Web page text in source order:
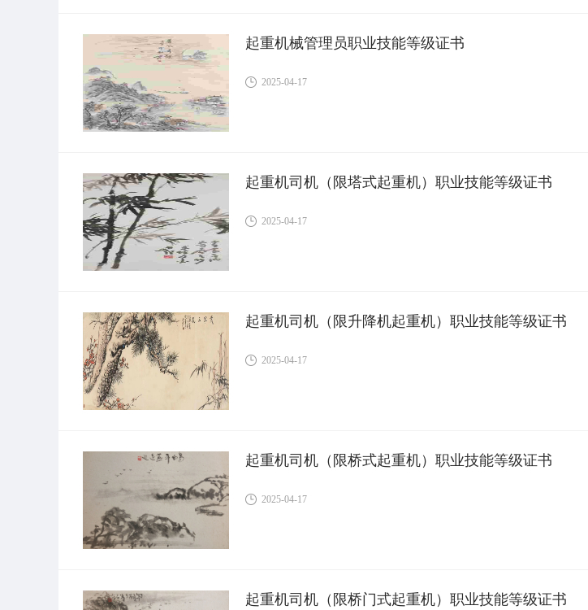
起重机械管理员职业技能等级证书
2025-04-17
起重机司机（限塔式起重机）职业技能等级证书
2025-04-17
起重机司机（限升降机起重机）职业技能等级证书
2025-04-17
起重机司机（限桥式起重机）职业技能等级证书
2025-04-17
起重机司机（限桥门式起重机）职业技能等级证书